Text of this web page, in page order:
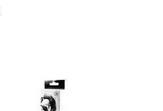
Cartouche d'encre